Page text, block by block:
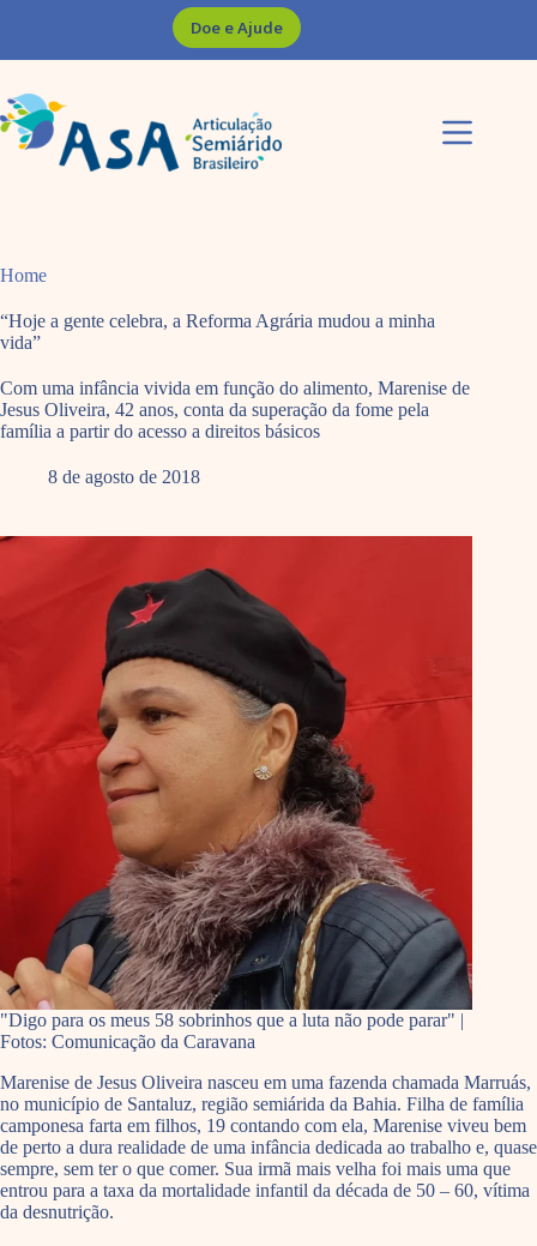
Doe e Ajude
Home
“Hoje a gente celebra, a Reforma Agrária mudou a minha
vida”
Com uma infância vivida em função do alimento, Marenise de
Jesus Oliveira, 42 anos, conta da superação da fome pela
família a partir do acesso a direitos básicos
8 de agosto de 2018
"Digo para os meus 58 sobrinhos que a luta não pode parar" |
Fotos: Comunicação da Caravana
Marenise de Jesus Oliveira nasceu em uma fazenda chamada Marruás,
no município de Santaluz, região semiárida da Bahia. Filha de família
camponesa farta em filhos, 19 contando com ela, Marenise viveu bem
de perto a dura realidade de uma infância dedicada ao trabalho e, quase
sempre, sem ter o que comer. Sua irmã mais velha foi mais uma que
entrou para a taxa da mortalidade infantil da década de 50 – 60, vítima
da desnutrição.